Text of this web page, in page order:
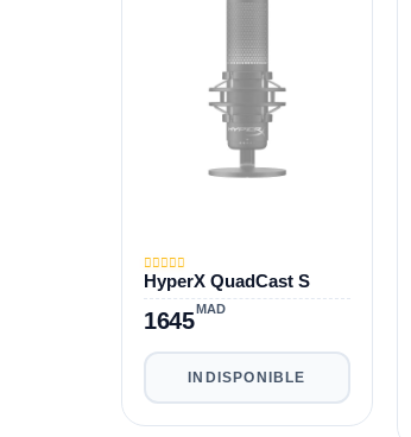
HyperX QuadCast S
1645MAD
INDISPONIBLE